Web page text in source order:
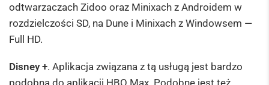
odtwarzaczach Zidoo oraz Minixach z Androidem w
rozdzielczości SD, na Dune i Minixach z Windowsem —
Full HD.
Disney +. Aplikacja związana z tą usługą jest bardzo